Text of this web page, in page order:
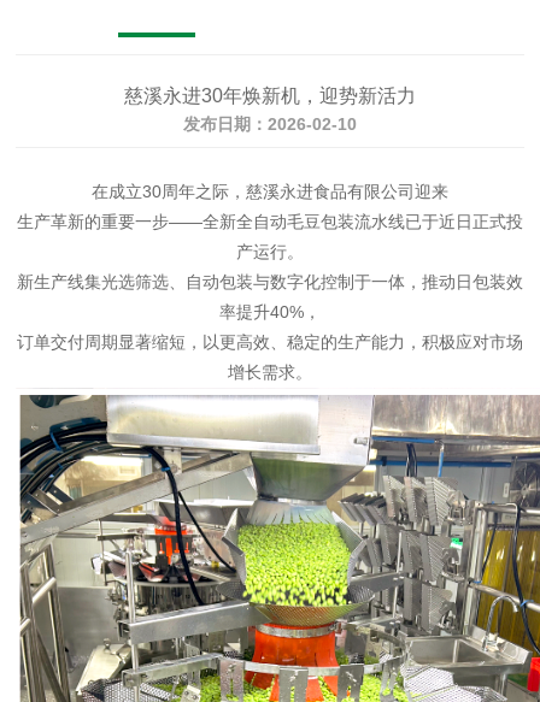
慈溪永进30年焕新机，迎势新活力
发布日期：2026-02-10
在成立30周年之际，慈溪永进食品有限公司迎来
生产革新的重要一步——全新全自动毛豆包装流水线已于近日正式投
产运行。
新生产线集光选筛选、自动包装与数字化控制于一体，推动日包装效
率提升40%，
订单交付周期显著缩短，以更高效、稳定的生产能力，积极应对市场
增长需求。